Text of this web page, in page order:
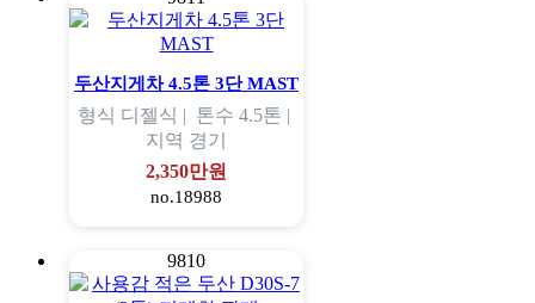
두산지게차 4.5톤 3단 MAST
형식 디젤식 | 톤수 4.5톤 |
지역 경기
2,350만원
no.18988
9810